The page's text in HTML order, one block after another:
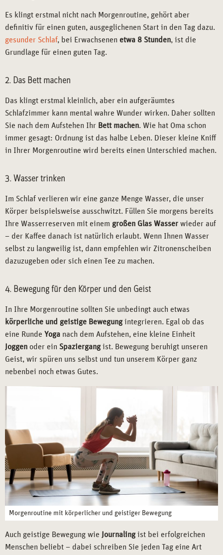
Es klingt erstmal nicht nach Morgenroutine, gehört aber
definitiv für einen guten, ausgeglichenen Start in den Tag dazu.
gesunder Schlaf, bei Erwachsenen etwa 8 Stunden, ist die
Grundlage für einen guten Tag.
2. Das Bett machen
Das klingt erstmal kleinlich, aber ein aufgeräumtes
Schlafzimmer kann mental wahre Wunder wirken. Daher sollten
Sie nach dem Aufstehen Ihr Bett machen. Wie hat Oma schon
immer gesagt: Ordnung ist das halbe Leben. Dieser kleine Kniff
in Ihrer Morgenroutine wird bereits einen Unterschied machen.
3. Wasser trinken
Im Schlaf verlieren wir eine ganze Menge Wasser, die unser
Körper beispielsweise ausschwitzt. Füllen Sie morgens bereits
Ihre Wasserreserven mit einem großen Glas Wasser wieder auf
– der Kaffee danach ist natürlich erlaubt. Wenn Ihnen Wasser
selbst zu langweilig ist, dann empfehlen wir Zitronenscheiben
dazuzugeben oder sich einen Tee zu machen.
4. Bewegung für den Körper und den Geist
In Ihre Morgenroutine sollten Sie unbedingt auch etwas
körperliche und geistige Bewegungintegrieren. Egal ob das
eine Runde Yoga nach dem Aufstehen, eine kleine Einheit
Joggen oder ein Spaziergangist. Bewegung beruhigt unseren
Geist, wir spüren uns selbst und tun unserem Körper ganz
nebenbei noch etwas Gutes.
Morgenroutine mit körperlicher und geistiger Bewegung
Auch geistige Bewegung wie Journalingist bei erfolgreichen
Menschen beliebt – dabei schreiben Sie jeden Tag eine Art